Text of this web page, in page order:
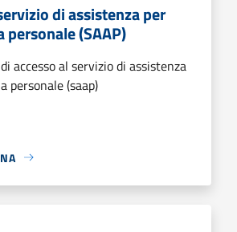
di assistenza per
personale (SAAP)
accesso al servizio di assistenza
personale (saap)